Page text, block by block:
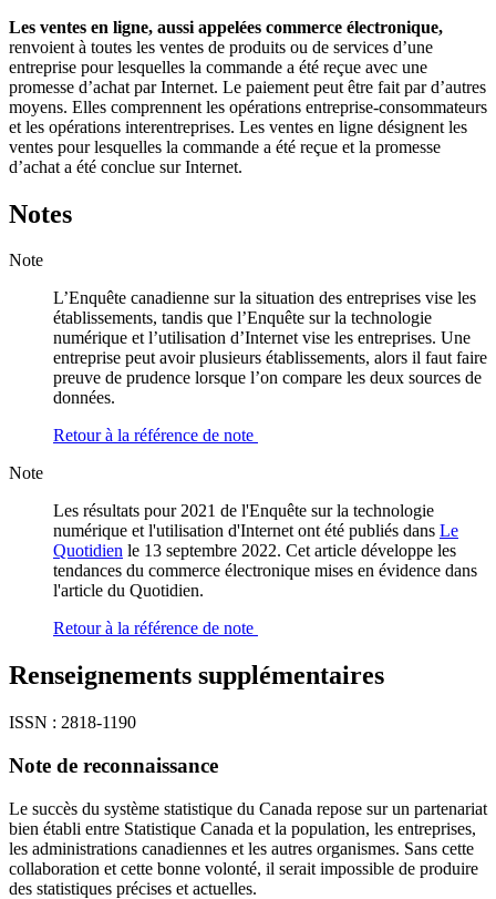
Les ventes en ligne, aussi appelées commerce électronique,
renvoient à toutes les ventes de produits ou de services d’une
entreprise pour lesquelles la commande a été reçue avec une
promesse d’achat par Internet. Le paiement peut être fait par d’autres
moyens. Elles comprennent les opérations entreprise-consommateurs
et les opérations interentreprises. Les ventes en ligne désignent les
ventes pour lesquelles la commande a été reçue et la promesse
d’achat a été conclue sur Internet.
Notes
Note
L’Enquête canadienne sur la situation des entreprises vise les
établissements, tandis que l’Enquête sur la technologie
numérique et l’utilisation d’Internet vise les entreprises. Une
entreprise peut avoir plusieurs établissements, alors il faut faire
preuve de prudence lorsque l’on compare les deux sources de
données.
Retour à la référence de note
Note
Les résultats pour 2021 de l'Enquête sur la technologie
numérique et l'utilisation d'Internet ont été publiés dans Le
Quotidien le 13 septembre 2022. Cet article développe les
tendances du commerce électronique mises en évidence dans
l'article du Quotidien.
Retour à la référence de note
Renseignements supplémentaires
ISSN : 2818-1190
Note de reconnaissance
Le succès du système statistique du Canada repose sur un partenariat
bien établi entre Statistique Canada et la population, les entreprises,
les administrations canadiennes et les autres organismes. Sans cette
collaboration et cette bonne volonté, il serait impossible de produire
des statistiques précises et actuelles.